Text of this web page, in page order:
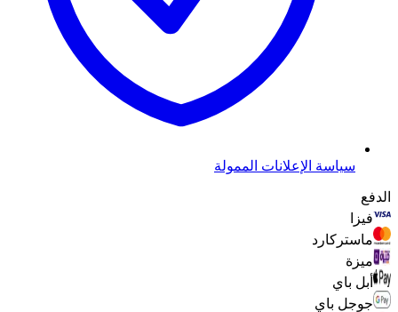
سياسة الإعلانات الممولة
الدفع
فيزا
ماستركارد
ميزة
أبل باي
جوجل باي